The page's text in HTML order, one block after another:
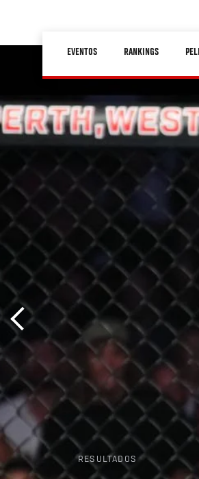
navigation
EVENTOS RANKINGS
RESULTADOS